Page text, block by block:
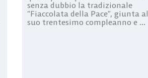
senza dubbio la tradizionale
“Fiaccolata della Pace”, giunta al
suo trentesimo compleanno e ...